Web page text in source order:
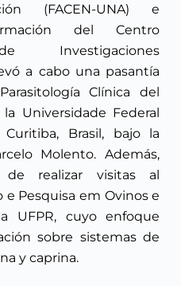
(FACEN-UNA) e
del Centro
Investigaciones
a cabo una pasantía
Clínica del
Universidade Federal
Brasil, bajo la
Molento. Además,
realizar visitas al
e Pesquisa em Ovinos e
UFPR, cuyo enfoque
sobre sistemas de
y caprina.